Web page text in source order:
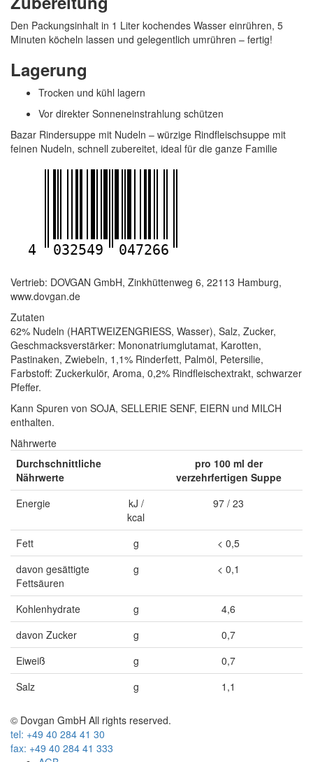
Den Packungsinhalt in 1 Liter kochendes Wasser einrühren, 5
Minuten köcheln lassen und gelegentlich umrühren – fertig!
Lagerung
Trocken und kühl lagern
Vor direkter Sonneneinstrahlung schützen
Bazar Rindersuppe mit Nudeln – würzige Rindfleischsuppe mit
feinen Nudeln, schnell zubereitet, ideal für die ganze Familie
4 032549 047266
Vertrieb: DOVGAN GmbH, Zinkhüttenweg 6, 22113 Hamburg,
www.dovgan.de
Zutaten
62% Nudeln (HARTWEIZENGRIESS, Wasser), Salz, Zucker,
Geschmacksverstärker: Mononatriumglutamat, Karotten,
Pastinaken, Zwiebeln, 1,1% Rinderfett, Palmöl, Petersilie,
Farbstoff: Zuckerkulör, Aroma, 0,2% Rindfleischextrakt, schwarzer
Pfeffer.
Kann Spuren von SOJA, SELLERIE SENF, EIERN und MILCH
enthalten.
Nährwerte
Durchschnittliche
Nährwerte
pro 100 ml der
verzehrfertigen Suppe
Energie
kJ /
kcal
97 / 23
Fett g
< 0,5
davon gesättigte
Fettsäuren
g < 0,1
Kohlenhydrate g
4,6
davon Zucker
g
0,7
Eiweiß
g
0,7
Salz
g 1,1
© Dovgan GmbH All rights reserved.
tel: +49 40 284 41 30
fax: +49 40 284 41 333